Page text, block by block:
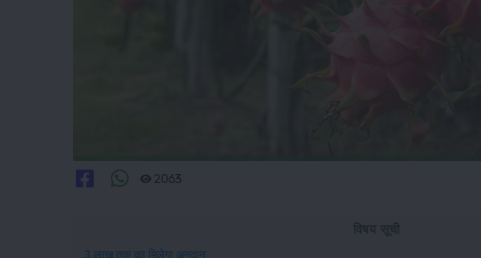
2063
3 लाख तक का मिलेगा अनुदान